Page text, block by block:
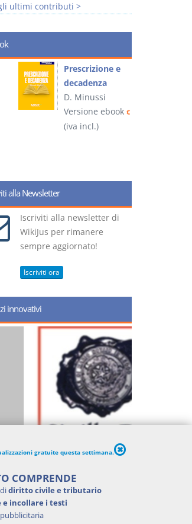
ultimi contributi >
Prescrizione e
decadenza
D. Minussi
Versione ebook€ 4,19
(iva incl.)
alla Newsletter
Iscriviti alla newsletter di
WikiJus per rimanere
sempre aggiornato!
Iscriviti ora
innovativi
gratuite questa settimana.
COMPRENDE
diritto civile e tributario
e incollare i testi